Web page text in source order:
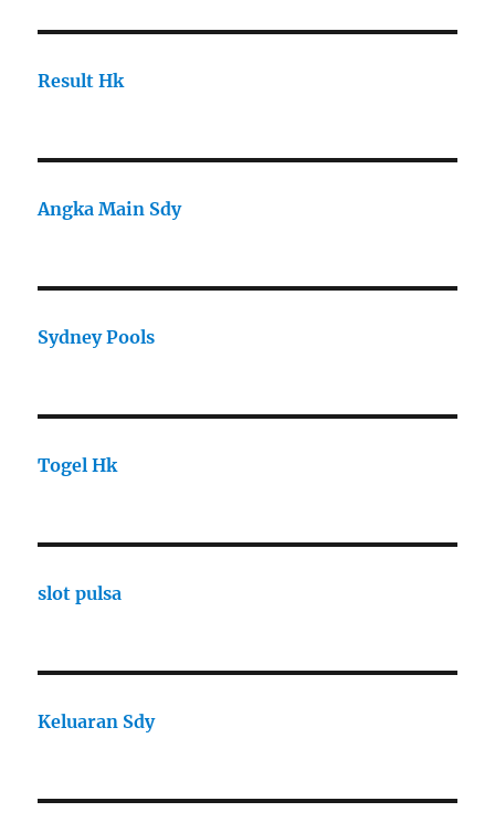
Result Hk
Angka Main Sdy
Sydney Pools
Togel Hk
slot pulsa
Keluaran Sdy